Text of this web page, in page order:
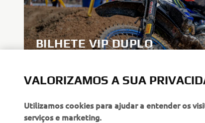
BILHETE VIP DUPLO
VALORIZAMOS A SUA
Utilizamos cookies para ajudar a entender os
serviços e marketing.